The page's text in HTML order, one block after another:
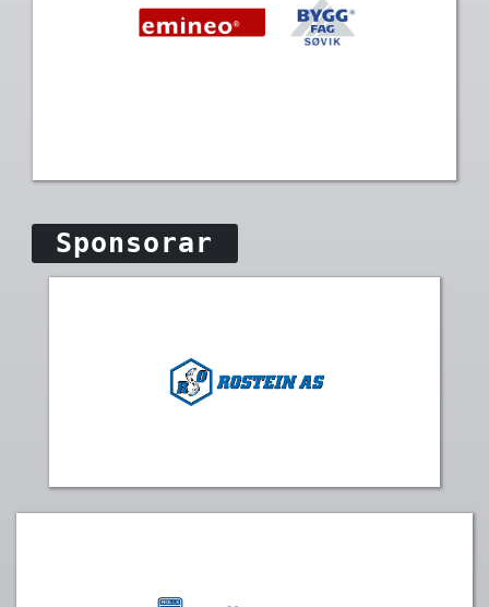
Sponsorar